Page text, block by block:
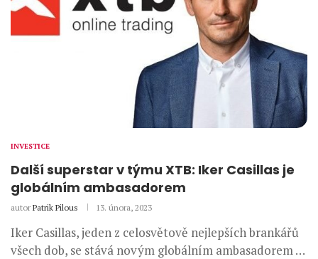
INVESTICE
Další superstar v týmu XTB: Iker Casillas je
globálním ambasadorem
autor Patrik Pilous 13. února, 2023
Iker Casillas, jeden z celosvětově nejlepších brankářů
všech dob, se stává novým globálním ambasadorem …